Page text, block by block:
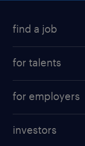
find a job
for talents
professional career
for employers
investors